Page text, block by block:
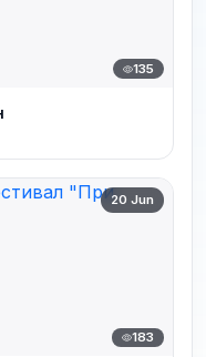
135
20 Jun
183